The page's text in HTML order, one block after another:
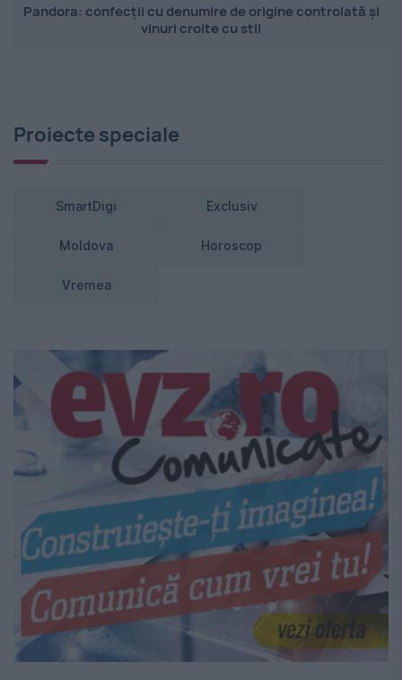
Pandora: confecții cu denumire de origine controlată și
vinuri croite cu stil
Proiecte speciale
SmartDigi Exclusiv
Moldova Horoscop
Vremea